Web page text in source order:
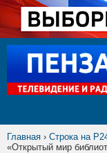
Главная › Строка на
«Открытый мир